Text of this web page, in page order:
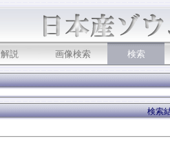
解説 画像検索 検索
検索